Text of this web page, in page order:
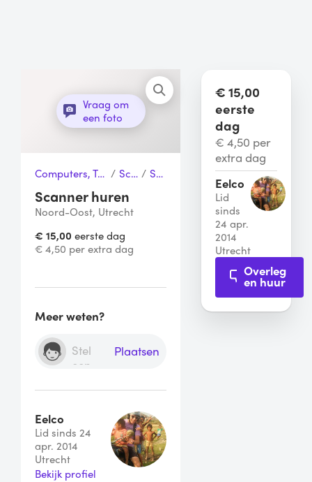
Vraag om
een foto
Computers, Telefoons & Toebehoren / Scanners / Scanner
Scanner huren
Noord-Oost, Utrecht
€ 15,00 eerste dag
€ 4,50 per extra dag
Meer weten?
Plaatsen
Eelco
Lid sinds 24
apr. 2014
Utrecht
Bekijk profiel
€ 15,00
eerste
dag
€ 4,50 per
extra dag
Eelco
Lid
sinds
24 apr.
2014
Utrecht
Overleg
en huur